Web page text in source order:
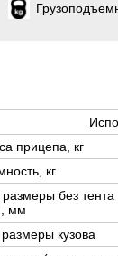
прицепа, кг
кг
без тента
мм
кузова